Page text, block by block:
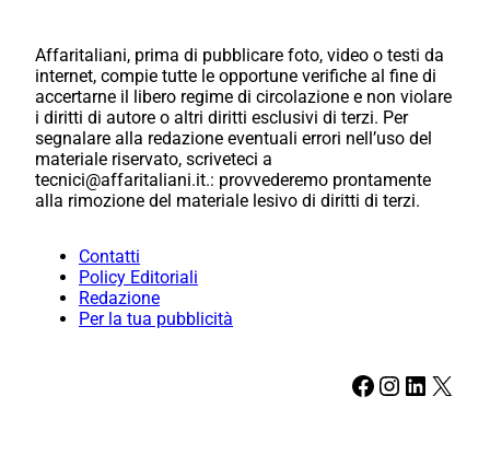
Affaritaliani, prima di pubblicare foto, video o testi da
internet, compie tutte le opportune verifiche al fine di
accertarne il libero regime di circolazione e non violare
i diritti di autore o altri diritti esclusivi di terzi. Per
segnalare alla redazione eventuali errori nell’uso del
materiale riservato, scriveteci a
tecnici@affaritaliani.it.: provvederemo prontamente
alla rimozione del materiale lesivo di diritti di terzi.
Contatti
Policy Editoriali
Redazione
Per la tua pubblicità
Facebook Instagram LinkedIn X